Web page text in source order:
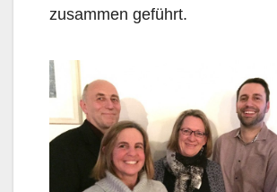
zusammen geführt.